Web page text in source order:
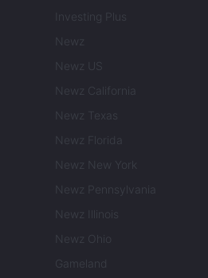
Investing Plus
Newz
Newz US
Newz California
Newz Texas
Newz Florida
Newz New York
Newz Pennsylvania
Newz Illinois
Newz Ohio
Gameland